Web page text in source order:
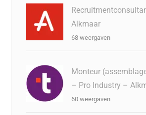
Alkmaar
68 weergaven
Monteur
– Pro Industry –
60 weergaven